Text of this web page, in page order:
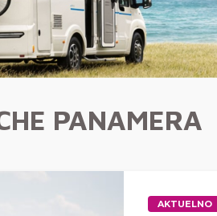
PANAMERA
AKTUELNO